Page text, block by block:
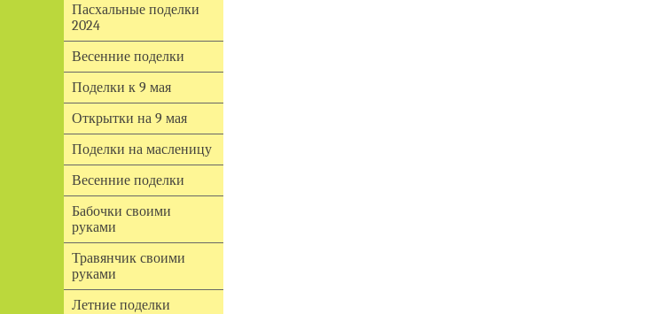
Пасхальные поделки
2024
Весенние поделки
Поделки к 9 мая
Открытки на 9 мая
Поделки на масленицу
Весенние поделки
Бабочки своими
руками
Травянчик своими
руками
Летние поделки